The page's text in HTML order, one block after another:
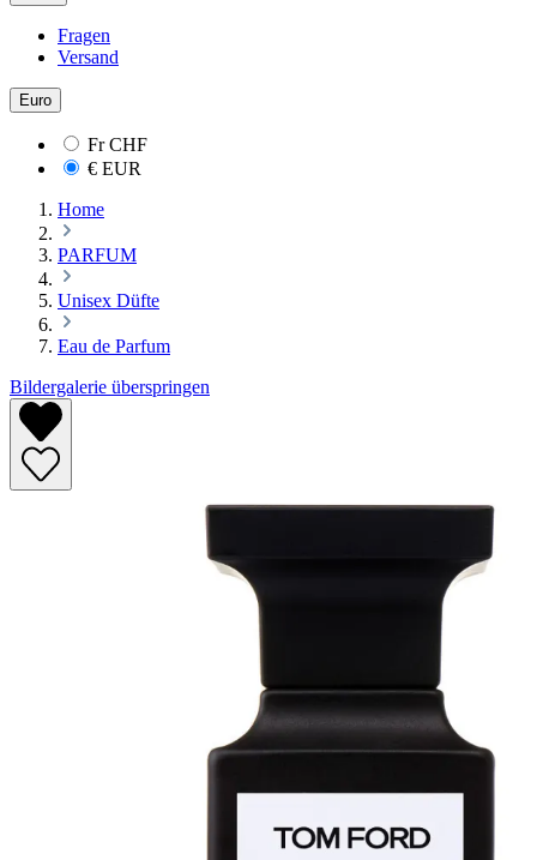
Fragen
Versand
Euro
FrCHF
€ EUR
Home
PARFUM
Unisex Düfte
Eau de Parfum
Bildergalerie überspringen